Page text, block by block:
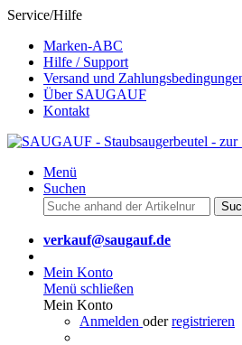
Service/Hilfe
Marken-ABC
Hilfe / Support
Versand und
Über SAUGAUF
Kontakt
Menü
Suchen
verkauf@saugauf.de
Mein Konto
Menü schließen
Mein Konto
Anmelden oderregistrieren